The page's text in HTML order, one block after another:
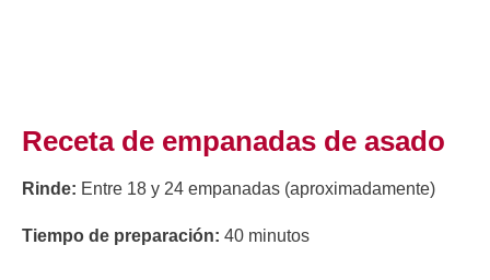
Receta de empanadas de asado
Rinde: Entre 18 y 24 empanadas (aproximadamente)
Tiempo de preparación: 40 minutos